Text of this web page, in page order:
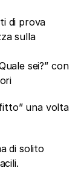
di prova
sulla
sei?” con
una volta
di solito